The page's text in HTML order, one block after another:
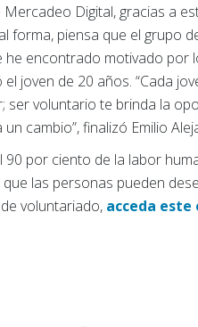
Digital, gracias a
forma, piensa que el grupo
he encontrado motivado
el joven de 20 años. “Cada
ser voluntario te brinda la
cambio”, finalizó Emilio
90 por ciento de la labor
las personas pueden
voluntariado, acceda este